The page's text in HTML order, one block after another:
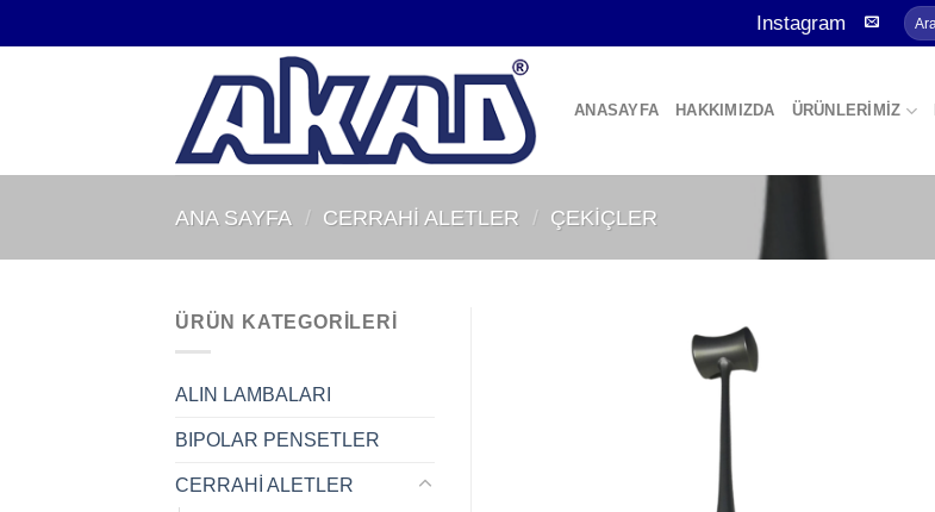
atla
Instagram Ara:
ANASAYFA HAKKIMIZDA ÜRÜNLERİMİZ
ANA SAYFA / CERRAHİ ALETLER / ÇEKİÇLER
ÜRÜN KATEGORILERI
ALIN LAMBALARI
BIPOLAR PENSETLER
CERRAHİ ALETLER